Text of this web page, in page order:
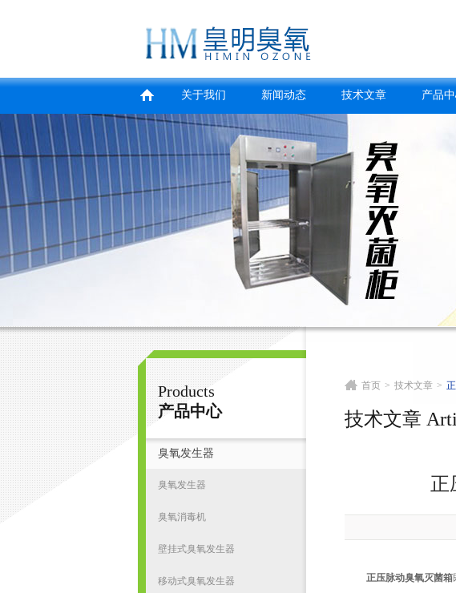
南京皇明臭氧机电设备厂
关于我们 新闻动态 技术文章 产品
Products
产品中心
臭氧发生器
臭氧发生器
臭氧消毒机
壁挂式臭氧发生器
移动式臭氧发生器
首页 > 技术文章 >
技术文章
正
正压脉动臭氧灭菌箱